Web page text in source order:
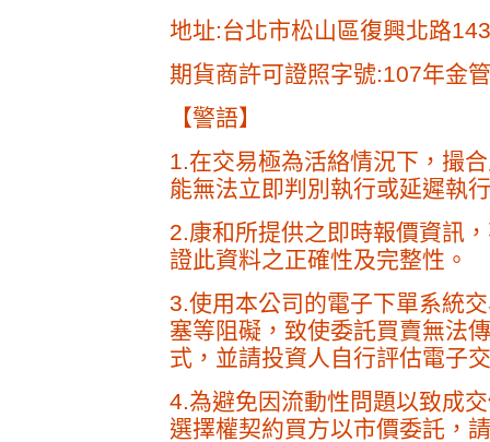
地址:台北市松山區復興北路
期貨商許可證照字號:107年金
【警語】
1.在交易極為活絡情況下，撮
能無法立即判別執行或延遲執
2.康和所提供之即時報價資訊
證此資料之正確性及完整性。
3.使用本公司的電子下單系統
塞等阻礙，致使委託買賣無法
式，並請投資人自行評估電子
4.為避免因流動性問題以致成
選擇權契約買方以市價委託，